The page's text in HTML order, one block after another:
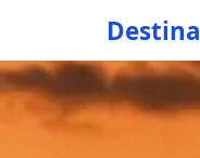
Destina